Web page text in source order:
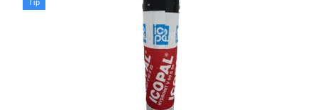
Tip